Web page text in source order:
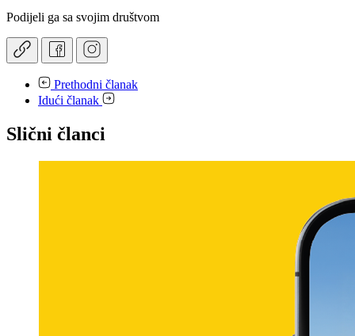
Podijeli ga sa svojim društvom
Prethodni članak
Idući članak
Slični članci